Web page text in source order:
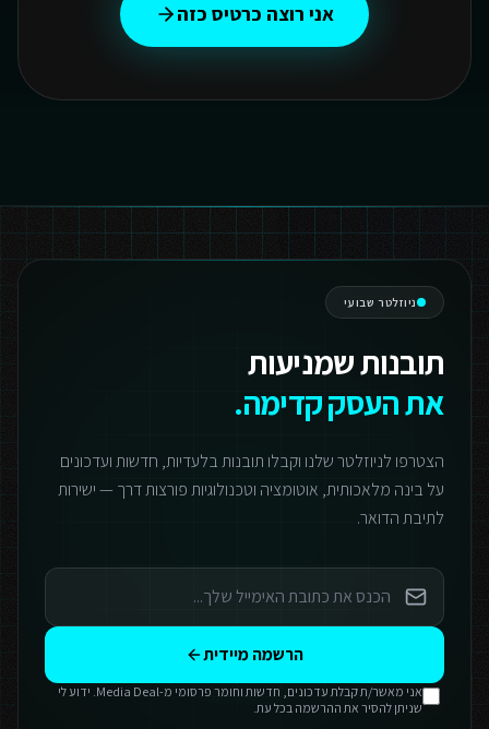
אני רוצה כרטיס כזה
ניוזלטר שבועי
תובנות שמניעות
את העסק קדימה.
הצטרפו לניוזלטר שלנו וקבלו תובנות בלעדיות, חדשות ועדכונים
על בינה מלאכותית, אוטומציה וטכנולוגיות פורצות דרך — ישירות
לתיבת הדואר.
הרשמה מיידית
אני מאשר/ת קבלת עדכונים, חדשות וחומר פרסומי מ-Media Deal. ידוע לי
שניתן להסיר את ההרשמה בכל עת.